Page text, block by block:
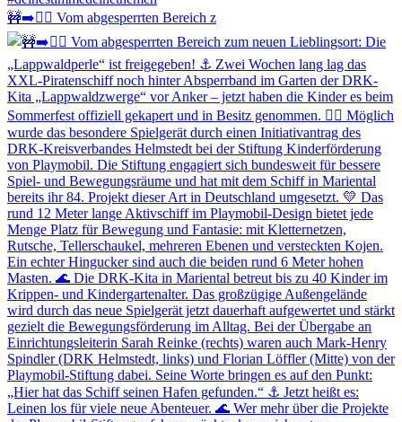
🚧➡️🏴‍☠️ Vom abgesperrten Bereich z